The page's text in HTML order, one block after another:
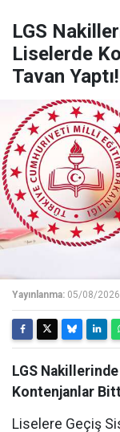
LGS
Liselerde
Tavan Yaptı!
Yayınlanma: 05/08/
LGS
Kontenjanlar
Liselere Geçiş